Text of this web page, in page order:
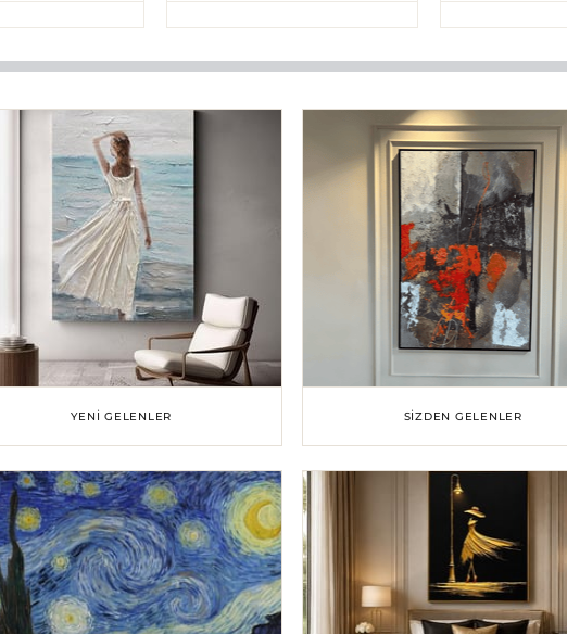
YENI GELENLER SIZDEN GELENLER